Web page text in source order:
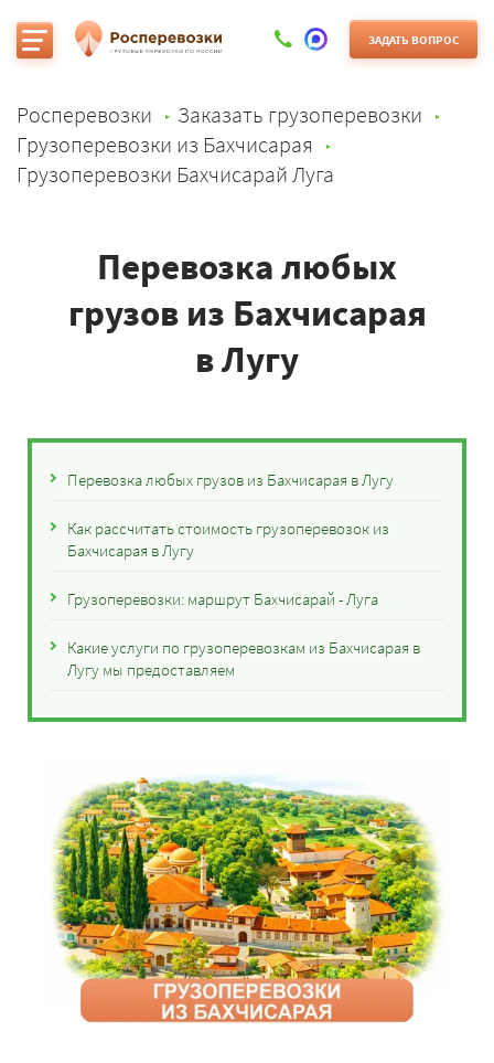
ЗАДАТЬ ВОПРОС
Росперевозки
Заказать грузоперевозки
Грузоперевозки из Бахчисарая
Грузоперевозки Бахчисарай Луга
Перевозка любых
грузов из Бахчисарая
в Лугу
Перевозка любых грузов из Бахчисарая в Лугу
Как рассчитать стоимость грузоперевозок из
Бахчисарая в Лугу
Грузоперевозки: маршрут Бахчисарай - Луга
Какие услуги по грузоперевозкам из Бахчисарая в
Лугу мы предоставляем